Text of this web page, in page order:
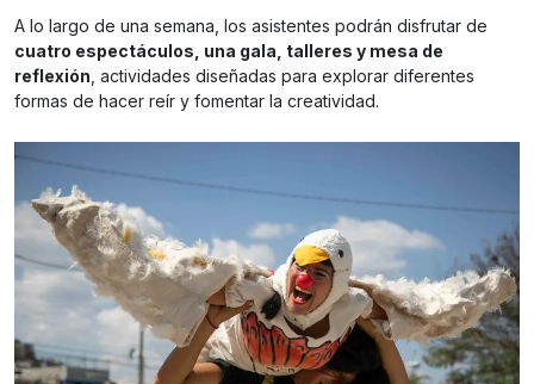
A lo largo de una semana, los asistentes podrán disfrutar de
cuatro espectáculos, una gala, talleres y mesa de
reflexión, actividades diseñadas para explorar diferentes
formas de hacer reír y fomentar la creatividad.